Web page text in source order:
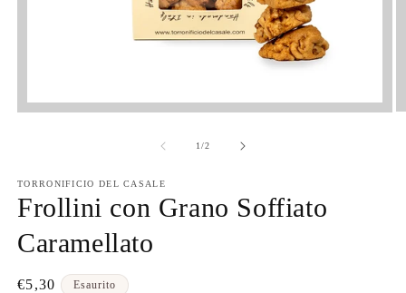
1/su
2
TORRONIFICIO DEL CASALE
Frollini con Grano Soffiato
Caramellato
Prezzo
€5,30 Esaurito